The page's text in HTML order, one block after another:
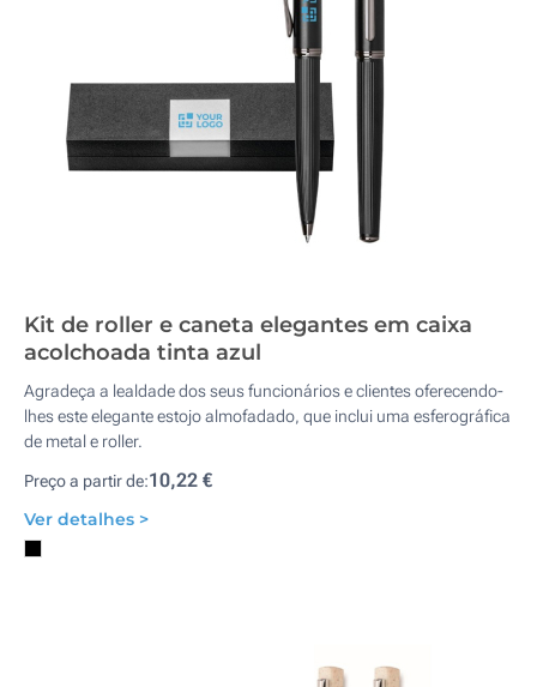
Kit de roller e caneta elegantes em caixa
acolchoada tinta azul
Agradeça a lealdade dos seus funcionários e clientes oferecendo-
lhes este elegante estojo almofadado, que inclui uma esferográfica
de metal e roller.
Preço a partir de:10,22 €
Ver detalhes >